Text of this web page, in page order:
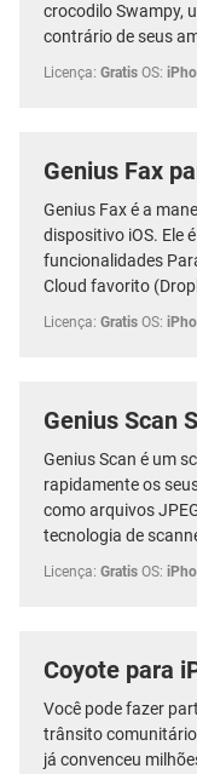
crocodilo Swampy,
contrário de seus
Licença: Gratis OS:
Genius Fax
Genius Fax é a
dispositivo iOS. Ele
funcionalidades
Cloud favorito
Licença: Gratis OS:
Genius Scan
Genius Scan é um
rapidamente os
como arquivos
tecnologia de
Licença: Gratis OS:
Coyote para
Você pode fazer
trânsito comunitário
já convenceu